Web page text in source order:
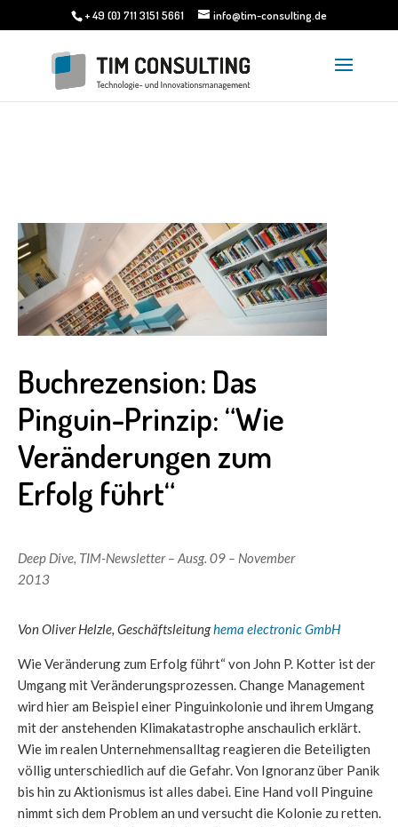
+ 49 (0) 711 3151 5661 info@tim-consulting.de
Buchrezension: Das
Pinguin-Prinzip: “Wie
Veränderungen zum
Erfolg führt“
Deep Dive, TIM-Newsletter – Ausg. 09 – November
2013
Von Oliver Helzle, Geschäftsleitunghema electronic GmbH
Wie Veränderung zum Erfolg führt“ von John P. Kotter ist der
Umgang mit Veränderungsprozessen. Change Management
wird hier am Beispiel einer Pinguinkolonie und ihrem Umgang
mit der anstehenden Klimakatastrophe anschaulich erklärt.
Wie im realen Unternehmensalltag reagieren die Beteiligten
völlig unterschiedlich auf die Gefahr. Von Ignoranz über Panik
bis hin zu Aktionismus ist alles dabei. Eine Hand voll Pinguine
nimmt sich dem Problem an und versucht die Kolonie zu retten.